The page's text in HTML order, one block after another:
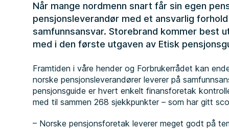
Når mange nordmenn snart får sin egen
pensjonsleverandør med et ansvarlig
samfunnsansvar. Storebrand kommer best
med i den første utgaven av Etisk
Framtiden i våre hender og Forbrukerrådet kan
norske pensjonsleverandører leverer på
pensjonsguide er hvert enkelt finansforetak
med til sammen 268 sjekkpunkter – som har gitt
– Norske pensjonsforetak leverer meget godt på